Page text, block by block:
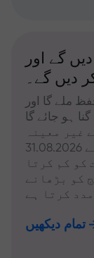
گے اور
دیں گے۔
ملے گا اور
ہو جائے گا
غیر معینہ
کو کم کرتا
کو بڑھانے
کرتا ہے
تمام دیکھیں